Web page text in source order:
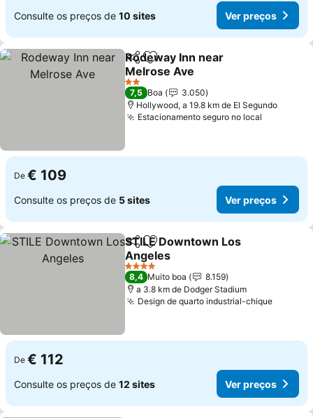
Consulte os preços de 10 sites Ver preços
PartilharAdicionar aos favoritos
Rodeway Inn near
Melrose Ave
2 Estrelas
7,5 Boa
3.050
Hollywood, a 19.8 km de El Segundo
Estacionamento seguro no local
De € 109
Consulte os preços de 5 sites Ver preços
PartilharAdicionar aos favoritos
STILE Downtown Los
Angeles
4 Estrelas
8,4 Muito boa
8.159
a 3.8 km de Dodger Stadium
Design de quarto industrial-chique
De € 112
Consulte os preços de 12 sites Ver preços